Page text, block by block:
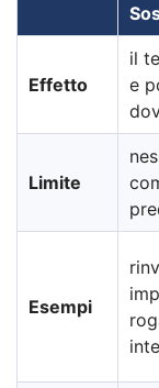
Effetto
il
e
Limite
Esempi